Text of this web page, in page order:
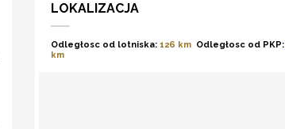
LOKALIZACJA
Odległosc od lotniska: 126 km Odległosc od PKP:
km